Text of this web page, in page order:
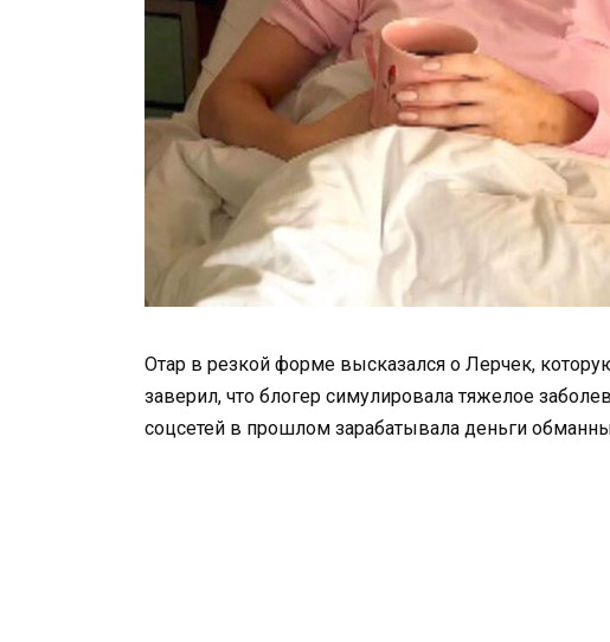
Отар в резкой форме высказался о Лерчек,
заверил, что блогер симулировала тяжелое
соцсетей в прошлом зарабатывала деньги